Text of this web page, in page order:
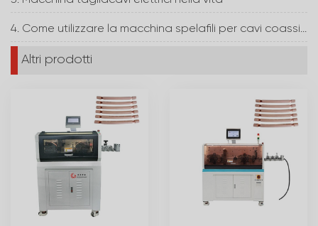
4. Come utilizzare la macchina spelafili per cavi coassiali
Altri prodotti